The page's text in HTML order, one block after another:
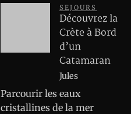
SEJOURS
Découvrez la
Crète à Bord
d’un
Catamaran
Jules
Parcourir les eaux
cristallines de la mer